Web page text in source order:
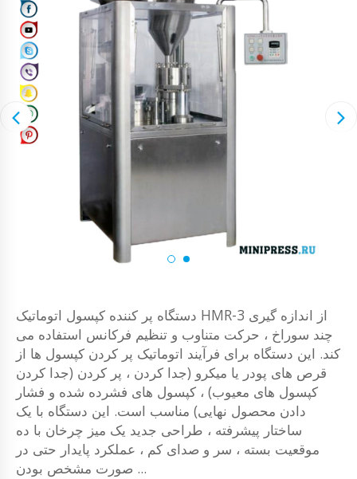
دستگاه پر کننده کپسول اتوماتیک HMR-3 از اندازه گیری
چند سوراخ ، حرکت متناوب و تنظیم فرکانس استفاده می
کند. این دستگاه برای فرآیند اتوماتیک پر کردن کپسول ها از
قرص های پودر یا میکرو (جدا کردن ، پر کردن (جدا کردن
کپسول های معیوب) ، کپسول های فشرده شده و فشار
دادن محصول نهایی) مناسب است. این دستگاه با یک
ساختار پیشرفته ، طراحی جدید یک میز چرخان با ده
موقعیت بسته ، سر و صدای کم ، عملکرد پایدار حتی در
صورت مشخص بودن ...